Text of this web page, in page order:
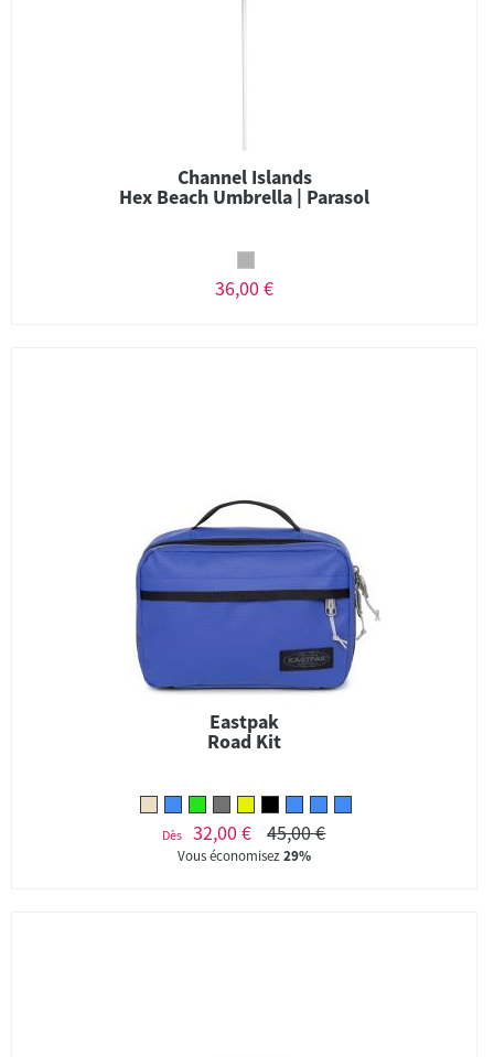
Channel Islands
Hex Beach Umbrella | Parasol
36,00 €
Eastpak
Road Kit
Dès 32,00 € 45,00 €
Vous économisez29%